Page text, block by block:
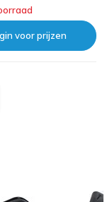
voor prijzen